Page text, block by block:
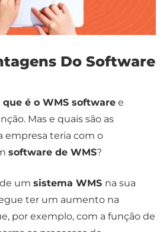
Do Software
que é o WMS software e
Mas e quais são as
empresa teria com o
software de WMS?
um sistema WMS na sua
ter um aumento na
por exemplo, com a função de